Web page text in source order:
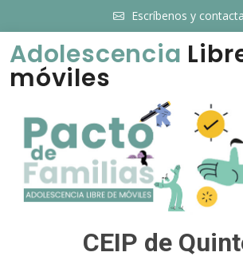
Escríbenos y contacta
Adolescencia
móviles
CEIP de